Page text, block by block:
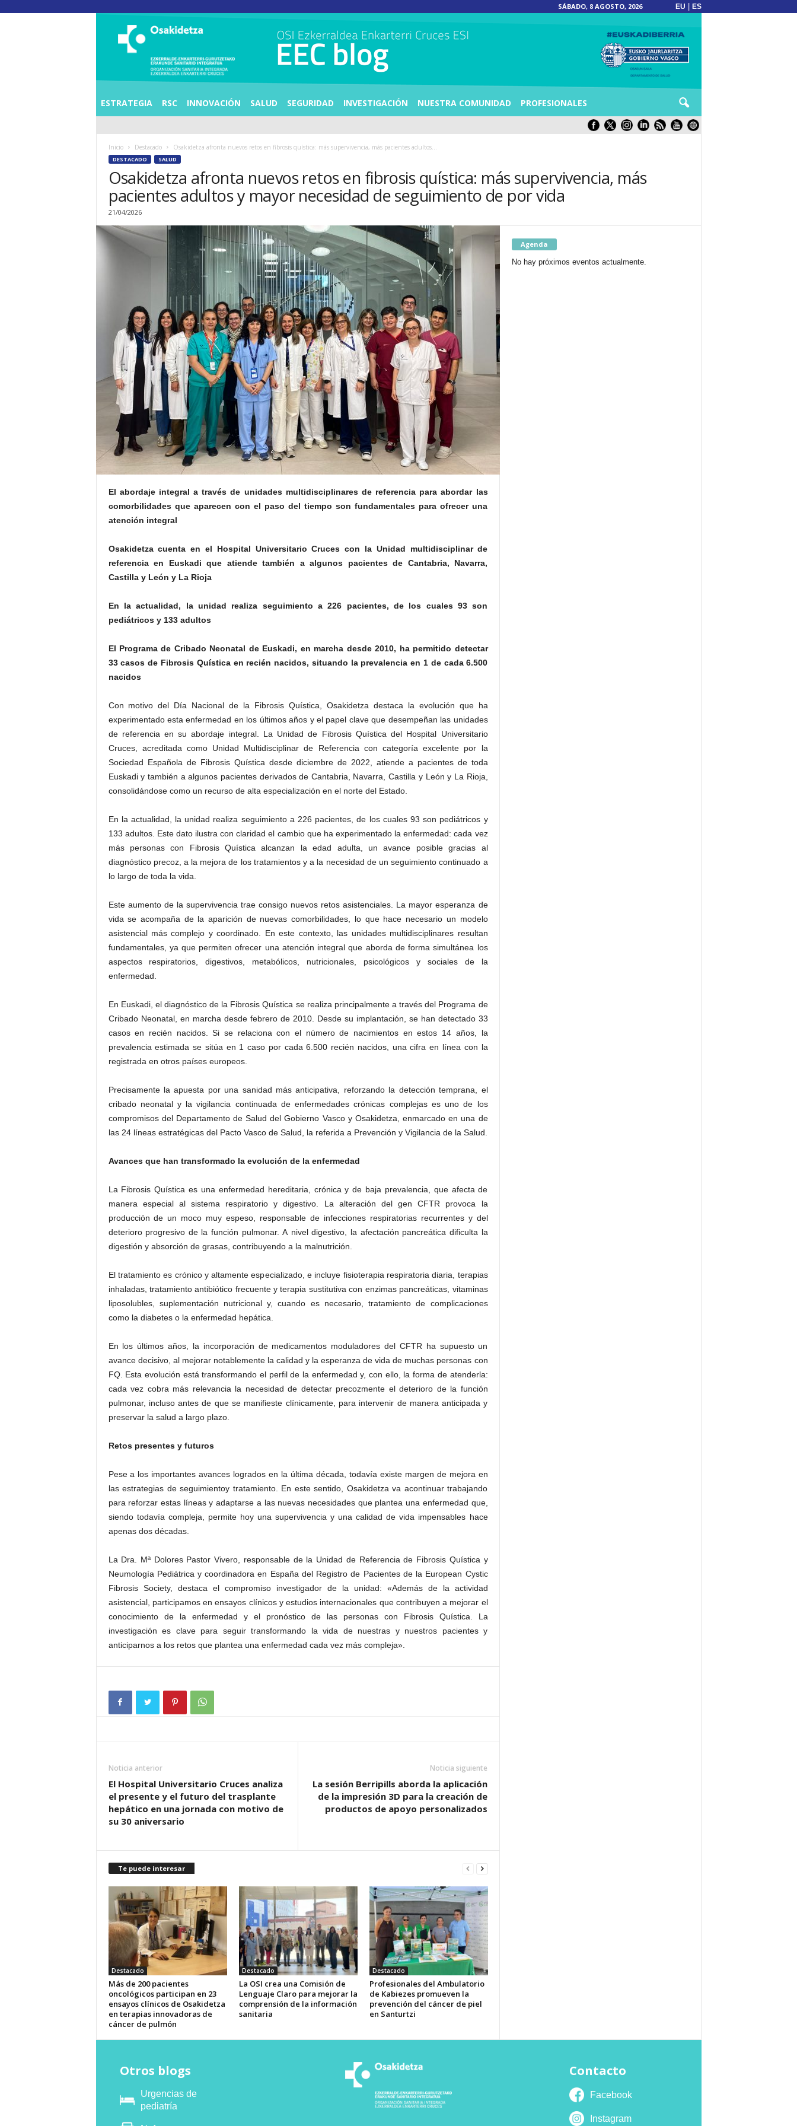
SÁBADO, 8 AGOSTO, 2026 EU ES
A
A
S
ESTRATEGIA RSC INNOVACIÓN SALUD SEGURIDAD INVESTIGACIÓN NUESTRA COMUNIDAD PROFESIONALES
Inicio Destacado Osakidetza afronta nuevos retos en fibrosis quística: más supervivencia, más pacientes adultos...
DESTACADO SALUD
Osakidetza afronta nuevos retos en fibrosis quística: más supervivencia, más
pacientes adultos y mayor necesidad de seguimiento de por vida
21/04/2026
El abordaje integral a través de unidades multidisciplinares de referencia para abordar las
comorbilidades que aparecen con el paso del tiempo son fundamentales para ofrecer una
atención integral
Osakidetza cuenta en el Hospital Universitario Cruces con la Unidad multidisciplinar de
referencia en Euskadi que atiende también a algunos pacientes de Cantabria, Navarra,
Castilla y León y La Rioja
En la actualidad, la unidad realiza seguimiento a 226 pacientes, de los cuales 93 son
pediátricos y 133 adultos
El Programa de Cribado Neonatal de Euskadi, en marcha desde 2010, ha permitido detectar
33 casos de Fibrosis Quística en recién nacidos, situando la prevalencia en 1 de cada 6.500
nacidos
Con motivo del Día Nacional de la Fibrosis Quística, Osakidetza destaca la evolución que ha
experimentado esta enfermedad en los últimos años y el papel clave que desempeñan las unidades
de referencia en su abordaje integral. La Unidad de Fibrosis Quística del Hospital Universitario
Cruces, acreditada como Unidad Multidisciplinar de Referencia con categoría excelente por la
Sociedad Española de Fibrosis Quística desde diciembre de 2022, atiende a pacientes de toda
Euskadi y también a algunos pacientes derivados de Cantabria, Navarra, Castilla y León y La Rioja,
consolidándose como un recurso de alta especialización en el norte del Estado.
En la actualidad, la unidad realiza seguimiento a 226 pacientes, de los cuales 93 son pediátricos y
133 adultos. Este dato ilustra con claridad el cambio que ha experimentado la enfermedad: cada vez
más personas con Fibrosis Quística alcanzan la edad adulta, un avance posible gracias al
diagnóstico precoz, a la mejora de los tratamientos y a la necesidad de un seguimiento continuado a
lo largo de toda la vida.
Este aumento de la supervivencia trae consigo nuevos retos asistenciales. La mayor esperanza de
vida se acompaña de la aparición de nuevas comorbilidades, lo que hace necesario un modelo
asistencial más complejo y coordinado. En este contexto, las unidades multidisciplinares resultan
fundamentales, ya que permiten ofrecer una atención integral que aborda de forma simultánea los
aspectos respiratorios, digestivos, metabólicos, nutricionales, psicológicos y sociales de la
enfermedad.
En Euskadi, el diagnóstico de la Fibrosis Quística se realiza principalmente a través del Programa de
Cribado Neonatal, en marcha desde febrero de 2010. Desde su implantación, se han detectado 33
casos en recién nacidos. Si se relaciona con el número de nacimientos en estos 14 años, la
prevalencia estimada se sitúa en 1 caso por cada 6.500 recién nacidos, una cifra en línea con la
registrada en otros países europeos.
Precisamente la apuesta por una sanidad más anticipativa, reforzando la detección temprana, el
cribado neonatal y la vigilancia continuada de enfermedades crónicas complejas es uno de los
compromisos del Departamento de Salud del Gobierno Vasco y Osakidetza, enmarcado en una de
las 24 líneas estratégicas del Pacto Vasco de Salud, la referida a Prevención y Vigilancia de la Salud.
Avances que han transformado la evolución de la enfermedad
La Fibrosis Quística es una enfermedad hereditaria, crónica y de baja prevalencia, que afecta de
manera especial al sistema respiratorio y digestivo. La alteración del gen CFTR provoca la
producción de un moco muy espeso, responsable de infecciones respiratorias recurrentes y del
deterioro progresivo de la función pulmonar. A nivel digestivo, la afectación pancreática dificulta la
digestión y absorción de grasas, contribuyendo a la malnutrición.
El tratamiento es crónico y altamente especializado, e incluye fisioterapia respiratoria diaria, terapias
inhaladas, tratamiento antibiótico frecuente y terapia sustitutiva con enzimas pancreáticas, vitaminas
liposolubles, suplementación nutricional y, cuando es necesario, tratamiento de complicaciones
como la diabetes o la enfermedad hepática.
En los últimos años, la incorporación de medicamentos moduladores del CFTR ha supuesto un
avance decisivo, al mejorar notablemente la calidad y la esperanza de vida de muchas personas con
FQ. Esta evolución está transformando el perfil de la enfermedad y, con ello, la forma de atenderla:
cada vez cobra más relevancia la necesidad de detectar precozmente el deterioro de la función
pulmonar, incluso antes de que se manifieste clínicamente, para intervenir de manera anticipada y
preservar la salud a largo plazo.
Retos presentes y futuros
Pese a los importantes avances logrados en la última década, todavía existe margen de mejora en
las estrategias de seguimientoy tratamiento. En este sentido, Osakidetza va acontinuar trabajando
para reforzar estas líneas y adaptarse a las nuevas necesidades que plantea una enfermedad que,
siendo todavía compleja, permite hoy una supervivencia y una calidad de vida impensables hace
apenas dos décadas.
La Dra. Mª Dolores Pastor Vivero, responsable de la Unidad de Referencia de Fibrosis Quística y
Neumología Pediátrica y coordinadora en España del Registro de Pacientes de la European Cystic
Fibrosis Society, destaca el compromiso investigador de la unidad: «Además de la actividad
asistencial, participamos en ensayos clínicos y estudios internacionales que contribuyen a mejorar el
conocimiento de la enfermedad y el pronóstico de las personas con Fibrosis Quística. La
investigación es clave para seguir transformando la vida de nuestras y nuestros pacientes y
anticiparnos a los retos que plantea una enfermedad cada vez más compleja».
Noticia anterior
El Hospital Universitario Cruces analiza
el presente y el futuro del trasplante
hepático en una jornada con motivo de
su 30 aniversario
Noticia siguiente
La sesión Berripills aborda la aplicación
de la impresión 3D para la creación de
productos de apoyo personalizados
Te puede interesar
Destacado
Más de 200 pacientes
oncológicos participan en 23
ensayos clínicos de Osakidetza
en terapias innovadoras de
cáncer de pulmón
Destacado
La OSI crea una Comisión de
Lenguaje Claro para mejorar la
comprensión de la información
sanitaria
Destacado
Profesionales del Ambulatorio
de Kabiezes promueven la
prevención del cáncer de piel
en Santurtzi
Agenda
No hay próximos eventos actualmente.
Otros blogs
Urgencias de
pediatría
Contacto
Facebook
Instagram